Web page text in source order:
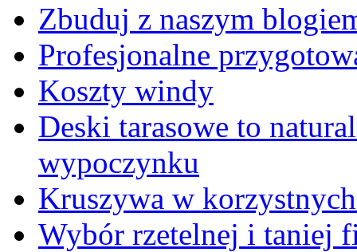
Zbuduj z naszym
Profesjonalne
Koszty windy
Deski tarasowe to
wypoczynku
Kruszywa w
Wybór rzetelnej i taniej